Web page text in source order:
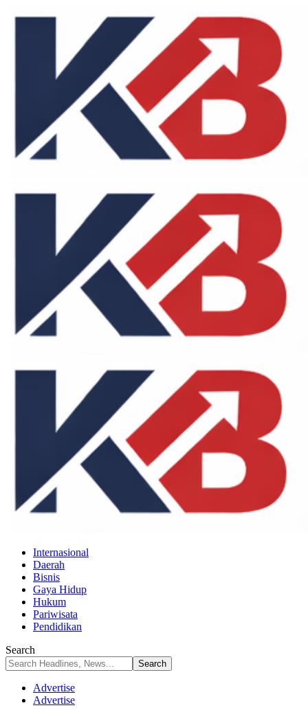
Internasional
Daerah
Bisnis
Gaya Hidup
Hukum
Pariwisata
Pendidikan
Search
Advertise
Advertise